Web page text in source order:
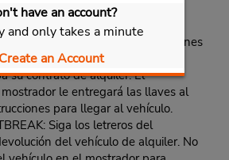
have an account?
and only takes a minute
Create an Account
Budget. Utilice la línea para
línea normal si no hay una línea
designada, o siga las instrucciones
de Fastbreak. Presente una
su contrato de alquiler. El
le entregará las llaves al
para llegar al vehículo.
Siga los letreros del
del vehículo de alquiler. No